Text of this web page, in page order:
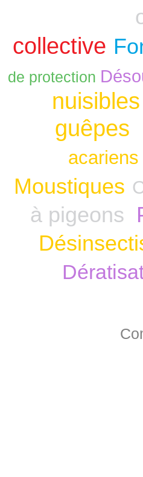
collective
de protection
nuisibles
guêpes
acariens
Moustiques
à pigeons